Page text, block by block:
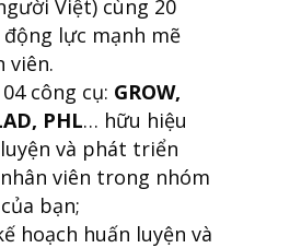
Việt) cùng 20
lực mạnh mẽ
viên.
công cụ: GROW,
PHL… hữu hiệu
và phát triển
viên trong nhóm
bạn;
hoạch huấn luyện và